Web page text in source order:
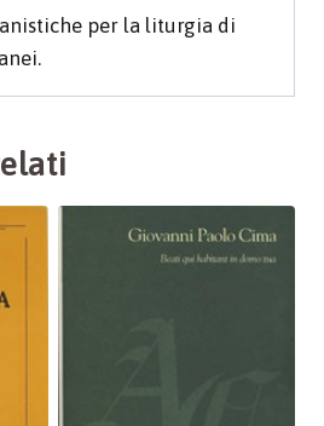
per la liturgia di